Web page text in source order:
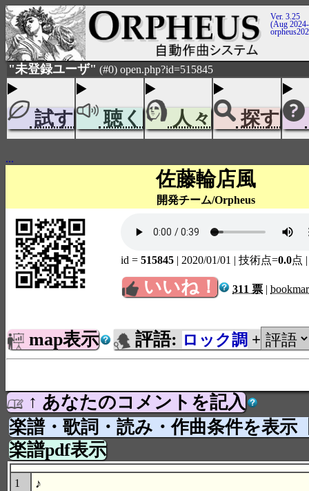
Ver. 3.25
(Aug
"未登録ユーザ" (#0) open.php?id=515845
試す 聴く 人々 探す
...
佐藤輪店風
開発チーム/Orpheus
id = 515845 | 2020/01/01 | 技術点=0.0点
いいね！ 311 票 |
map表示 評語: ロック調 +
↑ あなたのコメントを記入
楽譜・歌詞・読み・作曲条件を表示
楽譜pdf表示
1 ♪